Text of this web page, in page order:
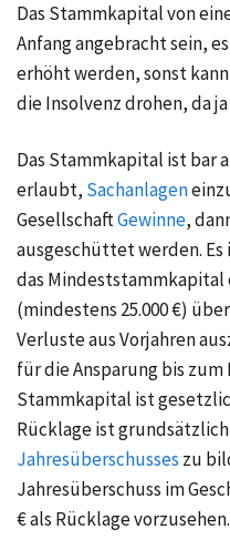
Das Stammkapitalvon
Anfang angebracht sein,
erhöht werden, sonst
die Insolvenz drohen, da
Das Stammkapital ist bar
erlaubt, Sachanlagen
GesellschaftGewinne,
ausgeschüttet werden.
das Mindeststammkapital
(mindestens 25.000 €)
Verluste aus Vorjahren
für die Ansparung bis zum
Stammkapital ist
Rücklage ist
Jahresüberschusses zu
Jahresüberschuss im
€ als Rücklage vorzusehen.